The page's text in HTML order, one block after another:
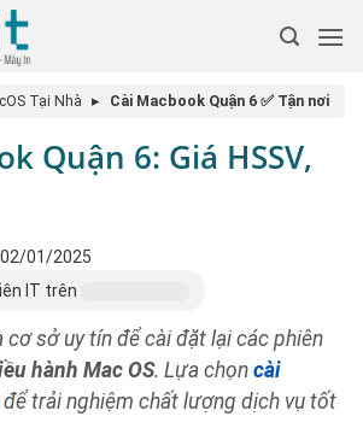
Tại Nhà ▸ Cài Macbook Quận 6 ✅ Tận nơi
Quận 6: Giá HSSV,
01/2025
IT trên
cơ sở uy tín để cài đặt lại các phiên
hành Mac OS. Lựa chọn cài
để trải nghiệm chất lượng dịch vụ tốt